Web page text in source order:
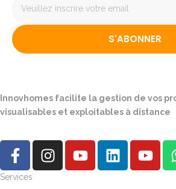
S'ABONNER
Innovhomes facilite la gestion de vos
visualisables et exploitables à distance
Services